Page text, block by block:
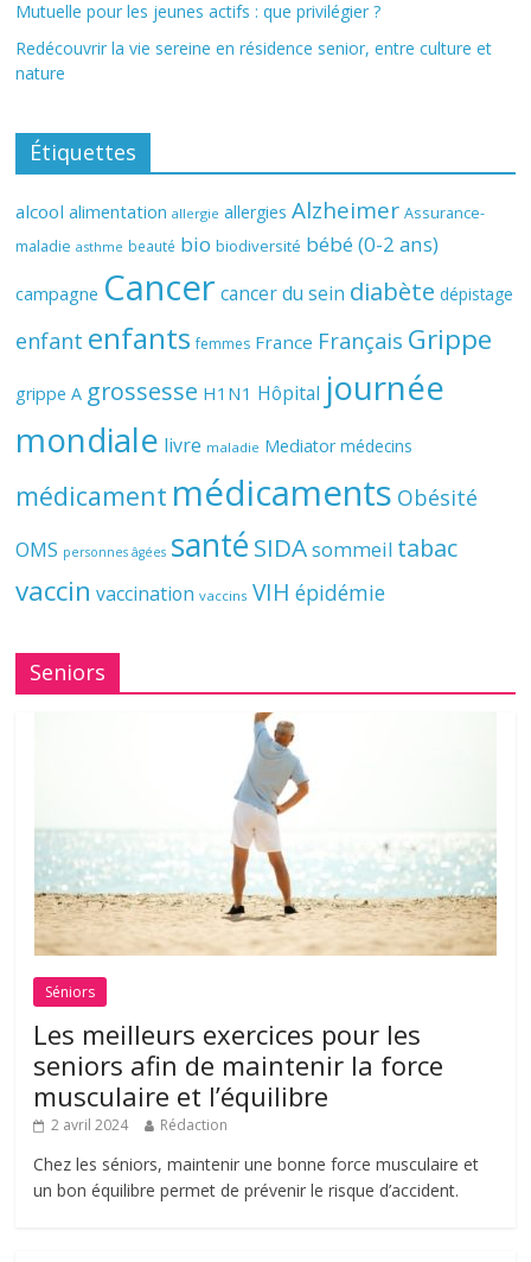
Mutuelle pour les jeunes actifs : que privilégier ?
Redécouvrir la vie sereine en résidence senior, entre culture et
nature
Étiquettes
alcool alimentation allergie allergies Alzheimer Assurance-
maladie asthme beauté bio biodiversité bébé (0-2 ans)
campagne Cancer cancer du sein diabète dépistage
enfant enfants femmes France Français Grippe
grippe A grossesse H1N1 Hôpital journée
mondiale livre maladie Mediator médecins
médicament médicaments Obésité
OMS personnes âgées santé SIDAsommeil tabac
vaccin vaccination vaccins VIH épidémie
Seniors
Séniors
Les meilleurs exercices pour les
seniors afin de maintenir la force
musculaire et l’équilibre
2 avril 2024 Rédaction
Chez les séniors, maintenir une bonne force musculaire et
un bon équilibre permet de prévenir le risque d’accident.